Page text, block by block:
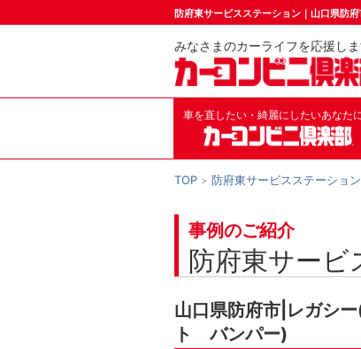
防府東サービスステーション｜山口県防
みなさまのカーライフを応援しま
車を直したい・綺麗にしたいあなた
TOP 防府東サービスステーション
事例のご紹介
防府東サービ
山口県防府市|レガシ
ト バンパー)